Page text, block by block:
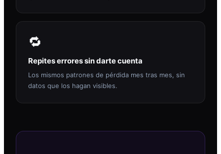
🔁
Repites errores sin darte cuenta
Los mismos patrones de pérdida mes tras mes, sin
datos que los hagan visibles.